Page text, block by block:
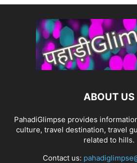
ABOUT US
PahadiGlimpse provides
culture, travel destination, travel
related to hills.
Contact us: